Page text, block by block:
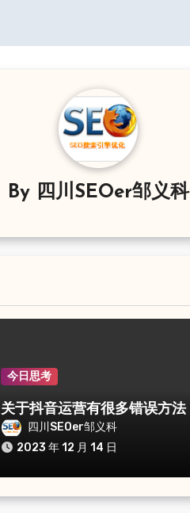
By 四川SEOer邹义科
今日思考
关于抖音运营有很多错误方法
四川SEOer邹义科
2023 年 12 月 14 日